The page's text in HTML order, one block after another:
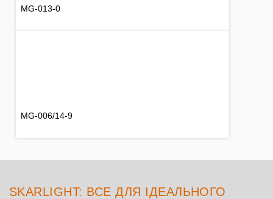
MG-013-0
MG-006/14-9
SKARLIGHT: ВСЕ ДЛЯ ІДЕАЛЬНОГО